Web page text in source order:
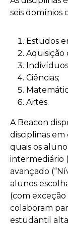
seis domínios
Estudos
Aquisição
Ciências;
Artes.
A Beacon
disciplinas
quais os
intermediário
avançado
alunos
(com exceção
colaboram
estudantil